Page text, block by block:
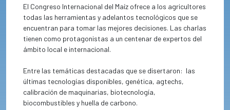
El Congreso Internacional del Maíz ofrece a los agricultores
todas las herramientas y adelantos tecnológicos que se
encuentran para tomar las mejores decisiones. Las charlas
tienen como protagonistas a un centenar de expertos del
ámbito local e internacional.
Entre las temáticas destacadas que se disertaron: las
últimas tecnologías disponibles, genética, agtechs,
calibración de maquinarias, biotecnología,
biocombustibles y huella de carbono.